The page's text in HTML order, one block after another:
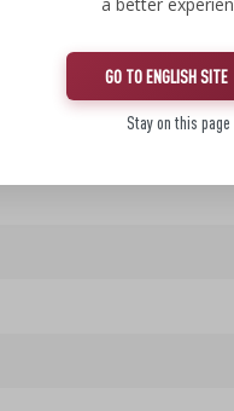
GO TO ENGLISH SITE
Stay on this page